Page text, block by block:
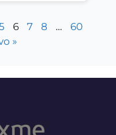
6 7 8 …
60
»